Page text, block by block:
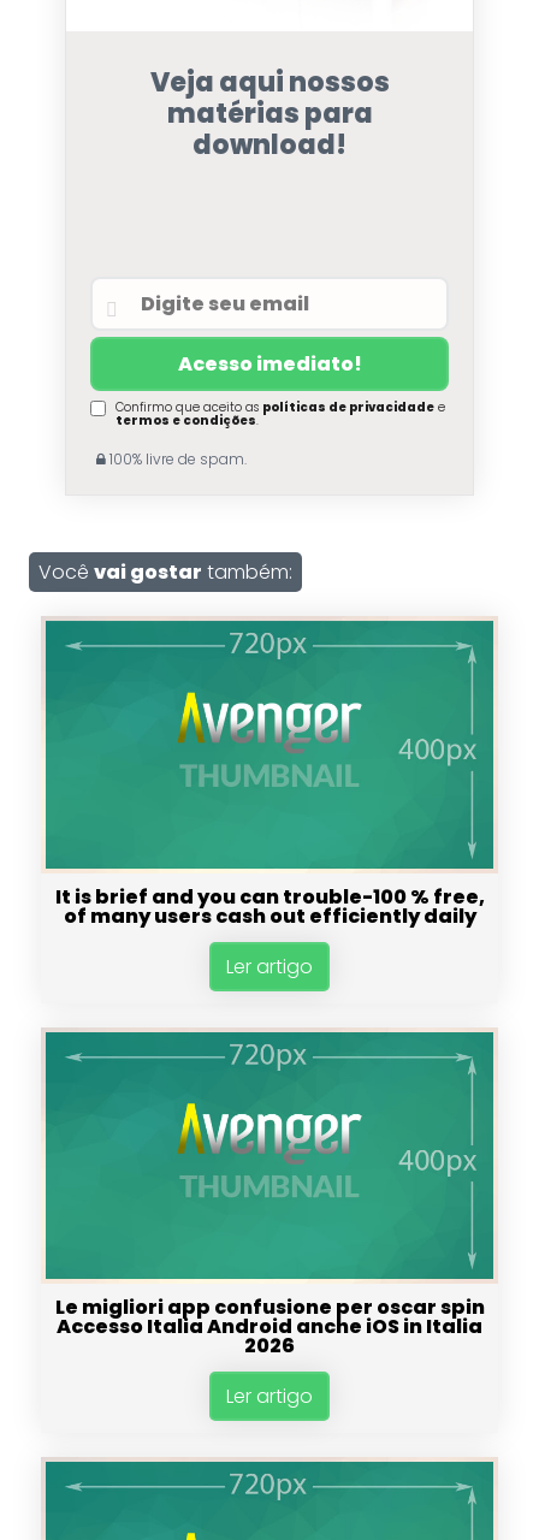
Veja aqui nossos
matérias para
download!
Confirmo que aceito as políticas de privacidadee
termos e condições.
100% livre de spam.
Você vai gostar também:
It is brief and you can trouble-100 % free,
of many users cash out efficiently daily
Ler artigo
Le migliori app confusione per oscar spin
Accesso Italia Android anche iOS in Italia
2026
Ler artigo